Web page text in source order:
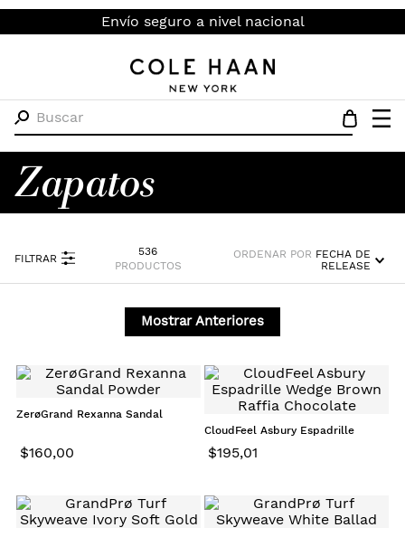
Envío seguro a nivel nacional
Buscar
Zapatos
FILTRAR
536
PRODUCTOS
ORDENAR POR FECHA DE
RELEASE
Mostrar Anteriores
ZerøGrand Rexanna Sandal
$160,00
CloudFeel Asbury Espadrille
$195,01